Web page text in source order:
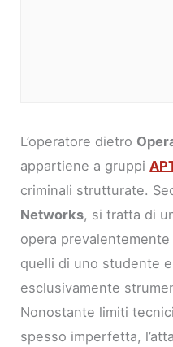
L’operatore dietro
appartiene a gruppi
criminali strutturate.
Networks, si tratta di
opera
quelli di uno studente
esclusivamente
Nonostante limiti
spesso imperfetta,